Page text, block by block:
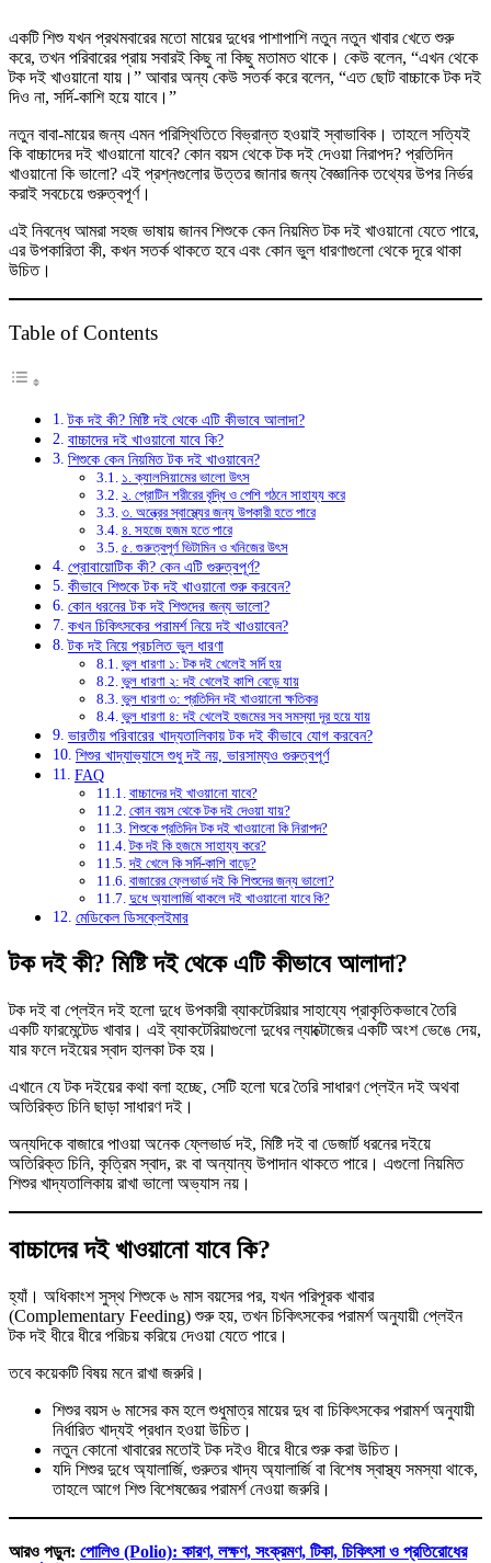
বাচ্চাদের
টক
দই
খাওয়ার
উপকারিতা,
সঠিক
বয়স
তে
একটি শিশু যখন প্রথমবারের মতো মায়ের দুধের পাশাপাশি নতুন নতুন খাবার খেতে শুরু
করে, তখন পরিবারের প্রায় সবারই কিছু না কিছু মতামত থাকে। কেউ বলেন, “এখন থেকে
টক দই খাওয়ানো যায়।” আবার অন্য কেউ সতর্ক করে বলেন, “এত ছোট বাচ্চাকে টক দই
দিও না, সর্দি-কাশি হয়ে যাবে।”
নতুন বাবা-মায়ের জন্য এমন পরিস্থিতিতে বিভ্রান্ত হওয়াই স্বাভাবিক। তাহলে সত্যিই
কি বাচ্চাদের দই খাওয়ানো যাবে? কোন বয়স থেকে টক দই দেওয়া নিরাপদ? প্রতিদিন
খাওয়ানো কি ভালো? এই প্রশ্নগুলোর উত্তর জানার জন্য বৈজ্ঞানিক তথ্যের উপর নির্ভর
করাই সবচেয়ে গুরুত্বপূর্ণ।
এই নিবন্ধে আমরা সহজ ভাষায় জানব শিশুকে কেন নিয়মিত টক দই খাওয়ানো যেতে পারে,
এর উপকারিতা কী, কখন সতর্ক থাকতে হবে এবং কোন ভুল ধারণাগুলো থেকে দূরে থাকা
উচিত।
Table of Contents
টক দই কী? মিষ্টি দই থেকে এটি কীভাবে আলাদা?
বাচ্চাদের দই খাওয়ানো যাবে কি?
শিশুকে কেন নিয়মিত টক দই খাওয়াবেন?
১. ক্যালসিয়ামের ভালো উৎস
২. প্রোটিন শরীরের বৃদ্ধি ও পেশি গঠনে সাহায্য করে
৩. অন্ত্রের স্বাস্থ্যের জন্য উপকারী হতে পারে
৪. সহজে হজম হতে পারে
৫. গুরুত্বপূর্ণ ভিটামিন ও খনিজের উৎস
প্রোবায়োটিক কী? কেন এটি গুরুত্বপূর্ণ?
কীভাবে শিশুকে টক দই খাওয়ানো শুরু করবেন?
কোন ধরনের টক দই শিশুদের জন্য ভালো?
কখন চিকিৎসকের পরামর্শ নিয়ে দই খাওয়াবেন?
টক দই নিয়ে প্রচলিত ভুল ধারণা
ভুল ধারণা ১: টক দই খেলেই সর্দি হয়
ভুল ধারণা ২: দই খেলেই কাশি বেড়ে যায়
ভুল ধারণা ৩: প্রতিদিন দই খাওয়ানো ক্ষতিকর
ভুল ধারণা ৪: দই খেলেই হজমের সব সমস্যা দূর হয়ে যায়
ভারতীয় পরিবারের খাদ্যতালিকায় টক দই কীভাবে যোগ করবেন?
শিশুর খাদ্যাভ্যাসে শুধু দই নয়, ভারসাম্যও গুরুত্বপূর্ণ
FAQ
বাচ্চাদের দই খাওয়ানো যাবে?
কোন বয়স থেকে টক দই দেওয়া যায়?
শিশুকে প্রতিদিন টক দই খাওয়ানো কি নিরাপদ?
টক দই কি হজমে সাহায্য করে?
দই খেলে কি সর্দি-কাশি বাড়ে?
বাজারের ফ্লেভার্ড দই কি শিশুদের জন্য ভালো?
দুধে অ্যালার্জি থাকলে দই খাওয়ানো যাবে কি?
মেডিকেল ডিসক্লেইমার
টক দই কী? মিষ্টি দই থেকে এটি কীভাবে আলাদা?
টক দই বা প্লেইন দই হলো দুধে উপকারী ব্যাকটেরিয়ার সাহায্যে প্রাকৃতিকভাবে তৈরি
একটি ফারমেন্টেড খাবার। এই ব্যাকটেরিয়াগুলো দুধের ল্যাক্টোজের একটি অংশ ভেঙে দেয়,
যার ফলে দইয়ের স্বাদ হালকা টক হয়।
এখানে যে টক দইয়ের কথা বলা হচ্ছে, সেটি হলো ঘরে তৈরি সাধারণ প্লেইন দই অথবা
অতিরিক্ত চিনি ছাড়া সাধারণ দই।
অন্যদিকে বাজারে পাওয়া অনেক ফ্লেভার্ড দই, মিষ্টি দই বা ডেজার্ট ধরনের দইয়ে
অতিরিক্ত চিনি, কৃত্রিম স্বাদ, রং বা অন্যান্য উপাদান থাকতে পারে। এগুলো নিয়মিত
শিশুর খাদ্যতালিকায় রাখা ভালো অভ্যাস নয়।
বাচ্চাদের দই খাওয়ানো যাবে কি?
হ্যাঁ। অধিকাংশ সুস্থ শিশুকে ৬ মাস বয়সের পর, যখন পরিপূরক খাবার
(Complementary Feeding) শুরু হয়, তখন চিকিৎসকের পরামর্শ অনুযায়ী প্লেইন
টক দই ধীরে ধীরে পরিচয় করিয়ে দেওয়া যেতে পারে।
তবে কয়েকটি বিষয় মনে রাখা জরুরি।
শিশুর বয়স ৬ মাসের কম হলে শুধুমাত্র মায়ের দুধ বা চিকিৎসকের পরামর্শ অনুযায়ী
নির্ধারিত খাদ্যই প্রধান হওয়া উচিত।
নতুন কোনো খাবারের মতোই টক দইও ধীরে ধীরে শুরু করা উচিত।
যদি শিশুর দুধে অ্যালার্জি, গুরুতর খাদ্য অ্যালার্জি বা বিশেষ স্বাস্থ্য সমস্যা থাকে,
তাহলে আগে শিশু বিশেষজ্ঞের পরামর্শ নেওয়া জরুরি।
আরও পড়ুন: পোলিও (Polio): কারণ, লক্ষণ, সংক্রমণ, টিকা, চিকিৎসা ও প্রতিরোধের